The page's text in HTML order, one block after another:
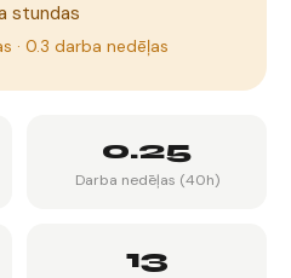
stundas
· 0.3 darba nedēļas
0.25
Darba nedēļas (40h)
13